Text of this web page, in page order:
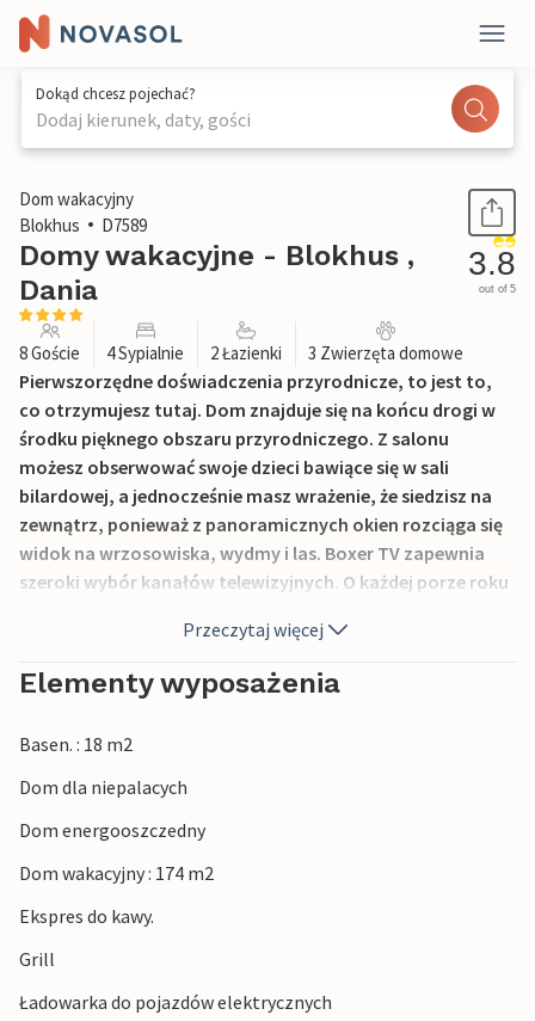
Dokąd chcesz pojechać?
Dodaj kierunek, daty, gości
1 / 26
Dom wakacyjny
Blokhus
D7589
Domy wakacyjne - Blokhus ,
Dania
3.8
out of 5
8 Goście 4 Sypialnie 2 Łazienki 3 Zwierzęta domowe
Pierwszorzędne doświadczenia przyrodnicze, to jest to,
co otrzymujesz tutaj. Dom znajduje się na końcu drogi w
środku pięknego obszaru przyrodniczego. Z salonu
możesz obserwować swoje dzieci bawiące się w sali
bilardowej, a jednocześnie masz wrażenie, że siedzisz na
zewnątrz, ponieważ z panoramicznych okien rozciąga się
widok na wrzosowiska, wydmy i las. Boxer TV zapewnia
szeroki wybór kanałów telewizyjnych. O każdej porze roku
wyjątkowe doświadczenie, z rozrywkami dla młodszych i
starszych.
Uwaga: grill i meble ogrodowe są dostępne tylko w
Przeczytaj więcej
Elementy wyposażenia
Basen. : 18 m2
Dom dla niepalacych
Dom energooszczedny
Dom wakacyjny : 174 m2
Ekspres do kawy.
Grill
Ładowarka do pojazdów elektrycznych